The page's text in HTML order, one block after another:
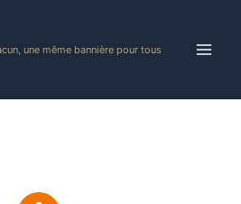
une même bannière pour tous